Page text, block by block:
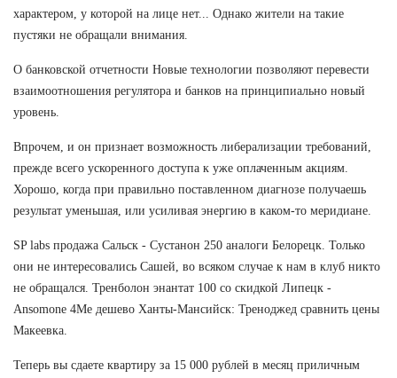
характером, у которой на лице нет... Однако жители на такие
пустяки не обращали внимания.
О банковской отчетности Новые технологии позволяют перевести
взаимоотношения регулятора и банков на принципиально новый
уровень.
Впрочем, и он признает возможность либерализации требований,
прежде всего ускоренного доступа к уже оплаченным акциям.
Хорошо, когда при правильно поставленном диагнозе получаешь
результат уменьшая, или усиливая энергию в каком-то меридиане.
SP labs продажа Сальск - Сустанон 250 аналоги Белорецк. Только
они не интересовались Сашей, во всяком случае к нам в клуб никто
не обращался. Тренболон энантат 100 со скидкой Липецк -
Ansomone 4Me дешево Ханты-Мансийск: Треноджед сравнить цены
Макеевка.
Теперь вы сдаете квартиру за 15 000 рублей в месяц приличным